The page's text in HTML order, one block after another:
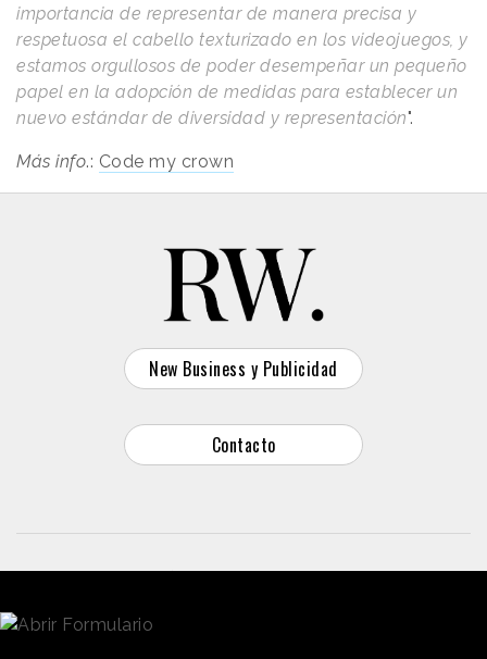
importancia de representar de manera precisa y
respetuosa el cabello texturizado en los videojuegos, y
estamos orgullosos de poder desempeñar un pequeño
papel en la adopción de medidas para establecer un
nuevo estándar de diversidad y representación".
Más info.: Code my crown
New Business y Publicidad
Contacto
© 2026 Reason Why
Dirección: